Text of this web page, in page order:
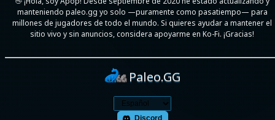
manteniendo paleo.gg yo solo —puramente como pasatiempo— para
millones de jugadores de todo el mundo. Si quieres ayudar a mantener el
sitio vivo y sin anuncios, considera apoyarme en Ko-Fi. ¡Gracias!
Paleo.GG
Discord